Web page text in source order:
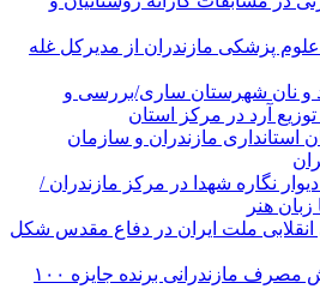
پزشکی مازندران از مدیرکل غله
و نان شهرستان ساری/بررسی و
آرد در مرکز استان
استانداری مازندران و سازمان
نگاره شهدا در مرکز مازندران /
زبان هنر
ملت ایران در دفاع مقدس شکل
۴۲ مشترک برق خوش مصرف مازندرانی برنده جایزه ۱۰۰